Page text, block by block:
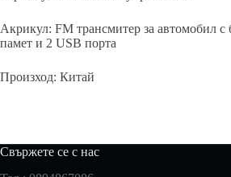
Акрикул: FM трансмитер за автомобил с
памет и 2 USB порта
Произход: Китай
Свържете се с нас